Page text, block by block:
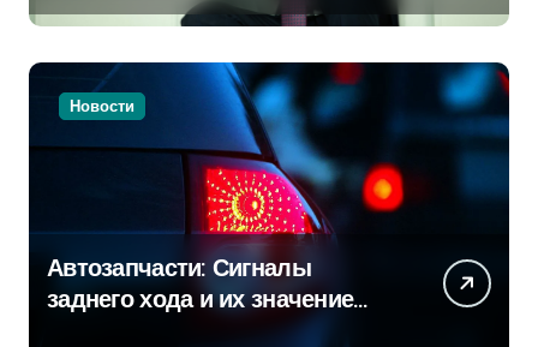
Новости
Автозапчасти: Сигналы
заднего хода и их значение
для безопасности на дороге